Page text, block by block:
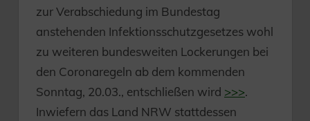
zur Verabschiedung im Bundestag
anstehenden Infektionsschutzgesetzes wohl
zu weiteren bundesweiten Lockerungen bei
den Coronaregeln ab dem kommenden
Sonntag, 20.03., entschließen wird >>>.
Inwiefern das Land NRW stattdessen